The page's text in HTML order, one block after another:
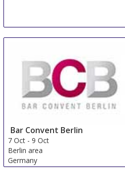
Bar Convent Berlin
7 Oct -9 Oct
Berlin area
Germany